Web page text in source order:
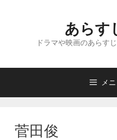
へ
あらす
ドラマや映画のあらす
メ
菅田俊